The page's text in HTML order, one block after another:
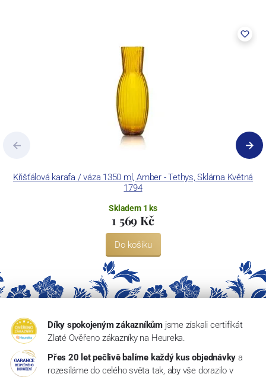
Křišťálová karafa / váza 1350 ml, Amber - Tethys, Sklárna Květná
1794
Skladem 1 ks
1 569 Kč
Do košíku
Díky spokojeným zákazníkům jsme získali certifikát
Zlaté Ověřeno zákazníky na Heureka.
Přes 20 let pečlivě balíme každý kus objednávky a
rozesíláme do celého světa tak, aby vše dorazilo v